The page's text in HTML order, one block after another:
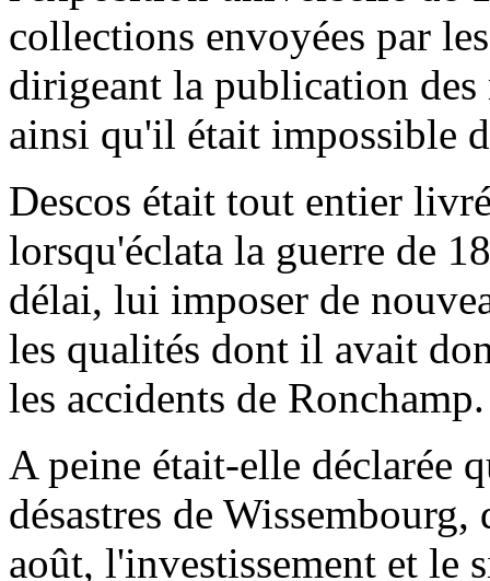
collections envoyées par
dirigeant la publication
ainsi qu'il était impossible
Descos était tout entier
lorsqu'éclata la guerre de
délai, lui imposer de
les qualités dont il avait
les accidents de Ronchamp.
A peine était-elle déclarée
désastres de
août, l'investissement et le